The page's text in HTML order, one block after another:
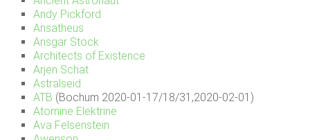
Andy Pickford
Ansatheus
Ansgar Stock
Architects of Existence
Arjen Schat
Astralseid
ATB (Bochum 2020-01-17/18/31,2020-02-01)
Atomine Elektrine
Ava Felsenstein